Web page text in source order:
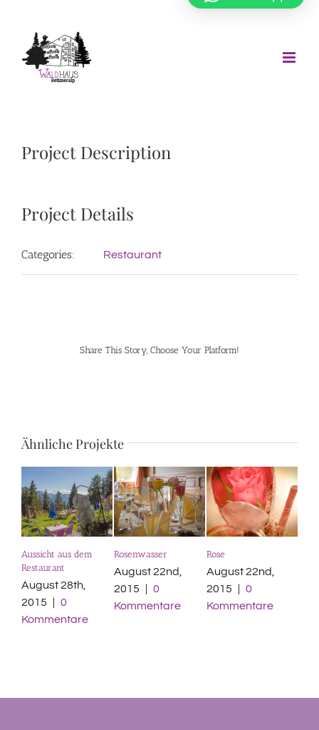
springen
Project Description
Project Details
Categories: Restaurant
Share This Story, Choose Your Platform!
Ähnliche Projekte
Aussicht aus dem
Restaurant
August 28th,
2015
0
Kommentare
Rosenwasser
August 22nd,
2015
0
Kommentare
Rose
August 22nd,
2015
0
Kommentare